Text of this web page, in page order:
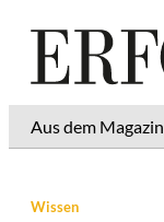
Aus dem Magazin
Wissen